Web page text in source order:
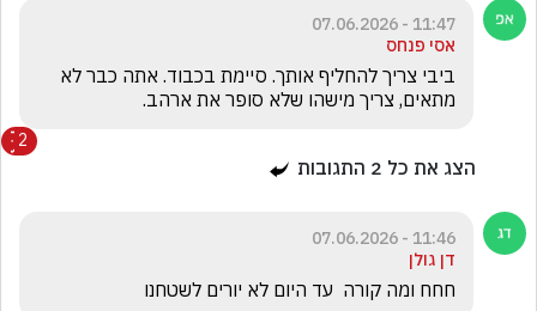
11:47 - 07.06.2026
אסי פנחס
מתאים, צריך מישהו שלא סופר את ארהב.
2
הצג את כל 2 התגובות
11:46 - 07.06.2026
דן גולן
חחח ומה קורה  עד היום לא יורים לשטחנו